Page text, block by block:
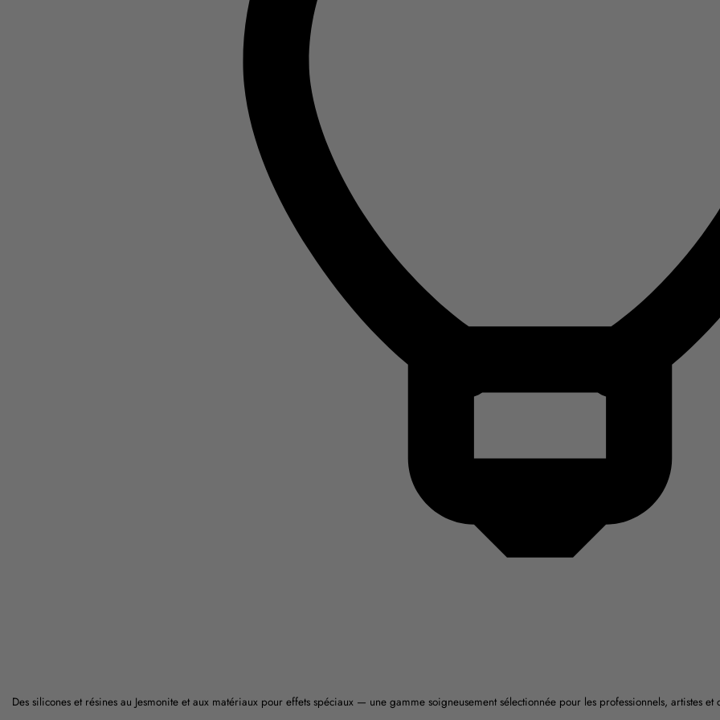
Des silicones et résines au Jesmonite et aux matériaux pour effets spéciaux — une gamme soigneusement sélectionnée pour les professionnels, artistes et